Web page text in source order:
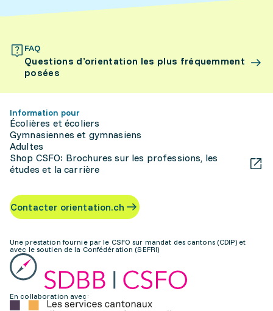
FAQ
Questions d’orientation les plus fréquemment
posées
Information pour
Écolières et écoliers
Gymnasiennes et gymnasiens
Adultes
Shop CSFO: Brochures sur les professions, les
études et la carrière
Contacter orientation.ch
Une prestation fournie par le CSFO sur mandat des cantons (CDIP) et
avec le soutien de la Confédération (SEFRI)
En collaboration avec: